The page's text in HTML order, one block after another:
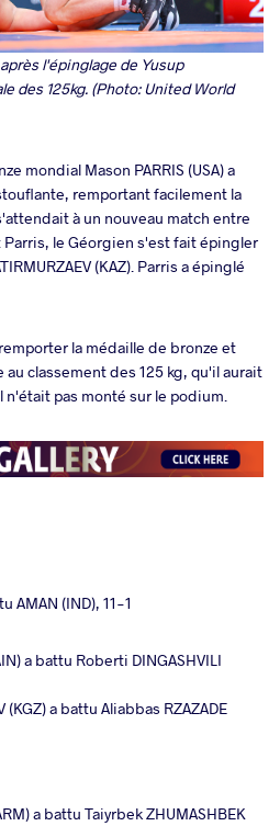
après l'épinglage de Yusup
des 125kg. (Photo: United World
mondial Mason PARRIS (USA) a
remportant facilement la
à un nouveau match entre
Parris, le Géorgien s'est fait épingler
(KAZ). Parris a épinglé
la médaille de bronze et
classement des 125 kg, qu'il aurait
pas monté sur le podium.
AMAN (IND), 11-1
a battu Roberti DINGASHVILI
(KGZ) a battu Aliabbas RZAZADE
a battu Taiyrbek ZHUMASHBEK